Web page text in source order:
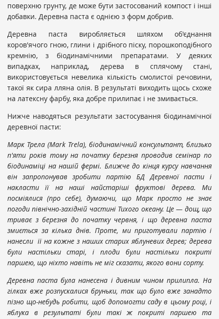
поверхню грунту, де може бути застосований компост і інші
добавки. Деревна паста є однією з форм добрив.
Деревна паста виробляється шляхом об'єднання
коров'ячого гною, глини і дрібного піску, порошкоподібного
кремнію, з біодинамічними препаратами. У деяких
випадках, наприклад, дерева в сплячому стані,
використовується невелика кількість смолистої речовини,
такої як сира лляна олія. В результаті виходить щось схоже
на латексну фарбу, яка добре прилипає і не змивається.
Нижче наводяться результати застосування біодинамічної
деревної пасти:
Марк Трела (Mark Trela), біодинамічний консультант, близько
п'яти років тому на початку березня проводив семінар по
біодинаміці на нашій фермі. Ближче до кінця курсу навчання
він запропонував зробити партію БД Деревної пасти і
накласти її на наші найстаріші фруктові дерева. Ми
посміялися (про себе), думаючи, що Марк просто не знає
погоди північно-західній частині Тихого океану. Це — дощ, що
триває з березня до початку червня, і що деревна паста
змиється за кілька днів. Проте, ми приготували партію і
нанесли її на кожне з наших старих яблуневих дерев; дерева
були настільки старі, і плоди були настільки покриті
паршею, що ніхто навіть не міг сказати, якого вони сорту.
Деревна паста була нанесена і дивним чином прилипла. На
гілках вже розпускалися бруньки, так що було вже занадто
пізно що-небудь робити, щоб допомогти саду в цьому році, і
яблука в результаті були такі ж покриті паршею та